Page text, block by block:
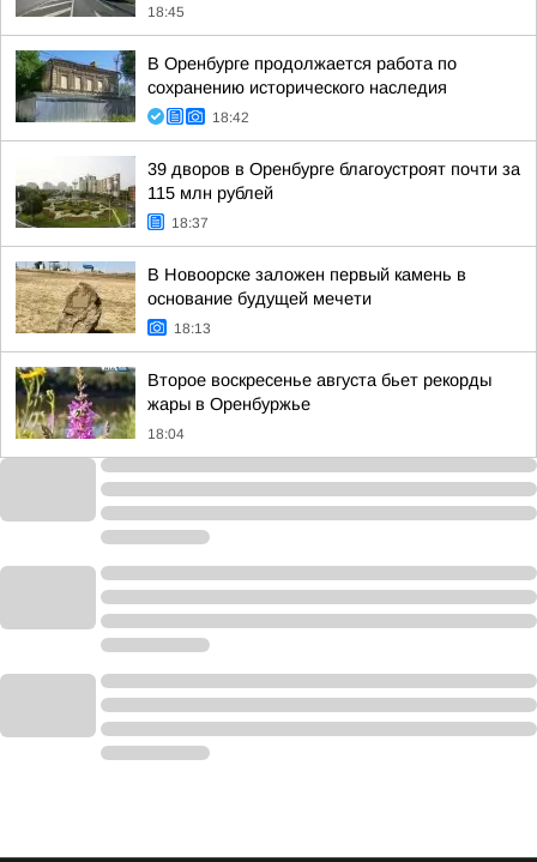
18:45
В Оренбурге продолжается работа по
сохранению исторического наследия
18:42
39 дворов в Оренбурге благоустроят почти за
115 млн рублей
18:37
В Новоорске заложен первый камень в
основание будущей мечети
18:13
Второе воскресенье августа бьет рекорды
жары в Оренбуржье
18:04